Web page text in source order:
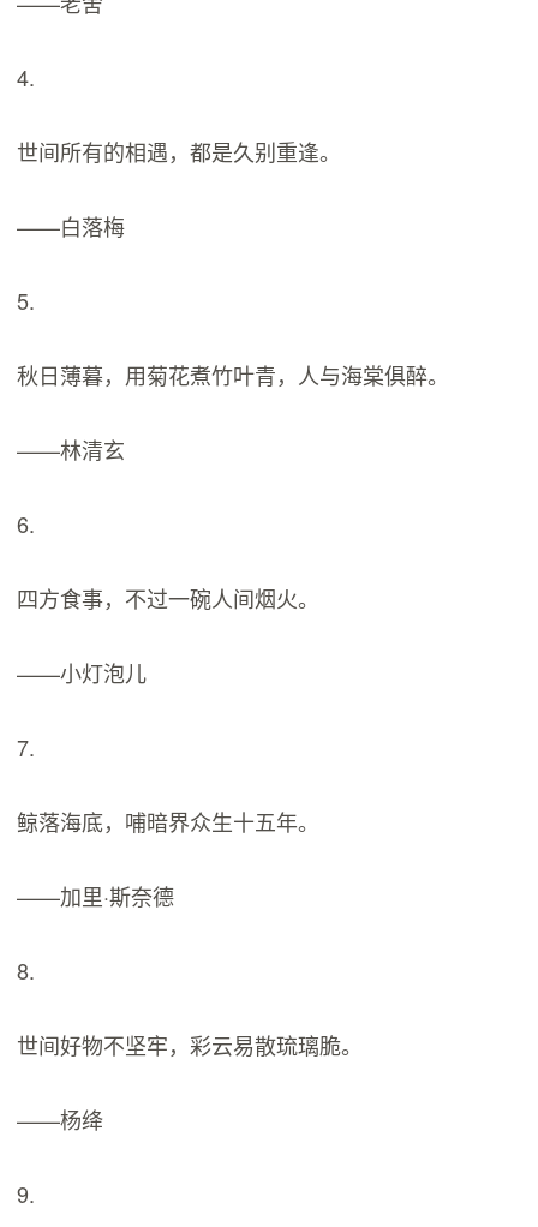
4.
世间所有的相遇，都是久别重逢。
——白落梅
5.
秋日薄暮，用菊花煮竹叶青，人与海棠俱醉。
——林清玄
6.
四方食事，不过一碗人间烟火。
——小灯泡儿
7.
鲸落海底，哺暗界众生十五年。
——加里·斯奈德
8.
世间好物不坚牢，彩云易散琉璃脆。
——杨绛
9.